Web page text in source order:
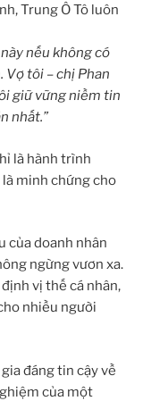
Trung Ô Tô luôn
nếu không có
Vợ tôi – chị Phan
giữ vững niềm tin
nhất.”
là hành trình
minh chứng cho
của doanh nhân
ngừng vươn xa.
vị thế cá nhân,
nhiều người
đáng tin cậy về
của một